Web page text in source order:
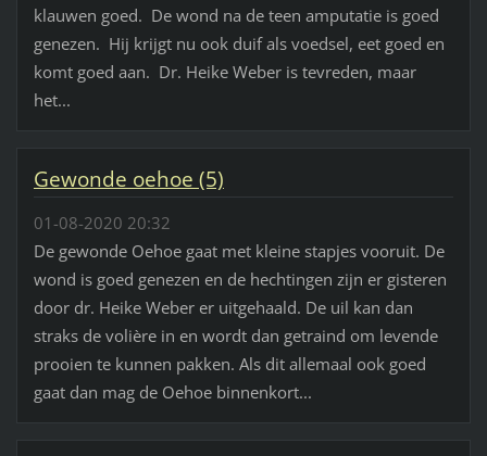
klauwen goed. De wond na de teen amputatie is goed
genezen. Hij krijgt nu ook duif als voedsel, eet goed en
komt goed aan. Dr. Heike Weber is tevreden, maar
het...
Gewonde oehoe (5)
01-08-2020 20:32
De gewonde Oehoe gaat met kleine stapjes vooruit. De
wond is goed genezen en de hechtingen zijn er gisteren
door dr. Heike Weber er uitgehaald. De uil kan dan
straks de volière in en wordt dan getraind om levende
prooien te kunnen pakken. Als dit allemaal ook goed
gaat dan mag de Oehoe binnenkort...